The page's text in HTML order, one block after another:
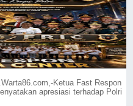
Ketua Fast Respon
apresiasi terhadap Polri